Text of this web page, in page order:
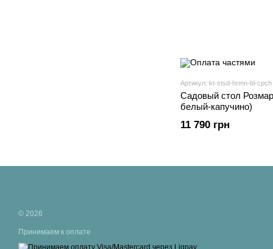
Артикул: kt-stsd-hrmn-bl-cpch
Садовый стол
белый-капучино)
11 790 грн
© 2026
Принимаем к оплате